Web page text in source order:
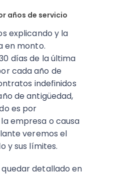
años de servicio
explicando y la
en monto.
días de la última
cada año de
indefinidos
de antigüedad,
es por
empresa o causa
veremos el
y sus límites.
detallado en